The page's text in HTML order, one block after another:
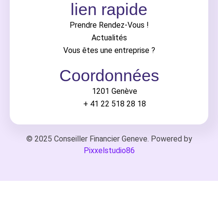
lien rapide
Prendre Rendez-Vous !
Actualités
Vous êtes une entreprise ?
Coordonnées
1201 Genève
+ 41 22 518 28 18
© 2025 Conseiller Financier Geneve. Powered by
Pixxelstudio86